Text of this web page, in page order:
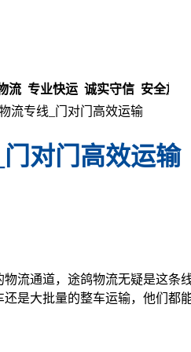
业快运 诚实守信 安全放心
流专线_门对门高效运输
对门高效运输
流通道，途鸽物流无疑是这
是大批量的整车运输，他们都